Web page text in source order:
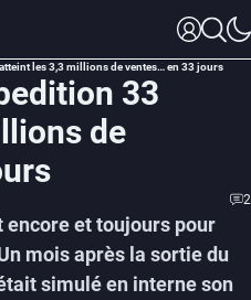
les 3,3 millions de ventes… en 33 jours
33
de
2
et toujours pour
mois après la sortie du
simulé en interne son